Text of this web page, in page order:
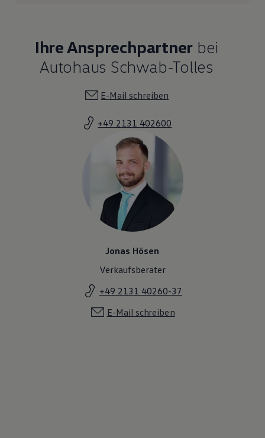
Ihre Ansprechpartner bei
Autohaus Schwab-Tolles
E-Mail schreiben
+49 2131 402600
Jonas Hösen
Verkaufsberater
+49 2131 40260-37
E-Mail schreiben